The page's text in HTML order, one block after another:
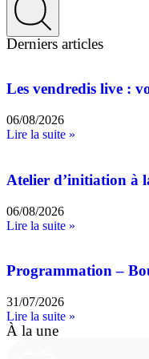
Derniers articles
Les vendredis live :
06/08/2026
Lire la suite »
Atelier d’initiation à
06/08/2026
Lire la suite »
Programmation –
31/07/2026
Lire la suite »
À la une